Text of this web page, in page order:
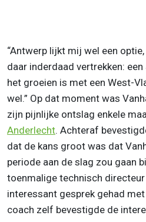
“Antwerp lijkt mij wel een
daar inderdaad vertrekken:
het groeien is met een West-
wel.” Op dat moment was
zijn pijnlijke ontslag enkele
Anderlecht. Achteraf
dat de kans groot was dat
periode aan de slag zou gaan
toenmalige technisch directeur
interessant gesprek gehad
coach zelf bevestigde de